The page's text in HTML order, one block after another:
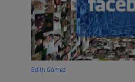
Edith Gómez